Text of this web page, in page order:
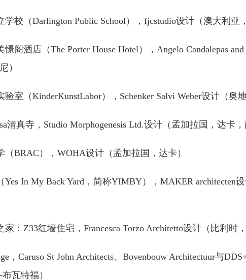
学校（Darlington Public School），fjcstudio设计（澳大利亚
憬阁酒店（The Porter House Hotel），Angelo Candalepas and
）
验室（KinderKunstLabor），Schenker Salvi Weber设计（奥
清真寺，Studio Morphogenesis Ltd.设计（孟加拉国，达卡，
（BRAC），WOHA设计（孟加拉国，达卡）
Yes In My Back Yard，简称YIMBY），MAKER architecten
家：Z33红墙住宅，Francesca Torzo Architetto设计（比利时
，Caruso St John Architects、Bovenbouw Architectuur与
瓦特福）